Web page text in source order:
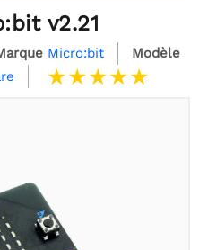
v2.21
Micro:bit
Modèle